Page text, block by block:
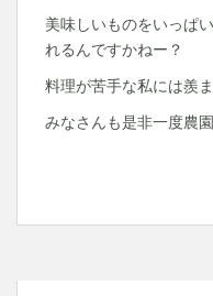
美味しいものをいっぱ
れるんですかねー？
料理が苦手な私には羨
みなさんも是非一度農